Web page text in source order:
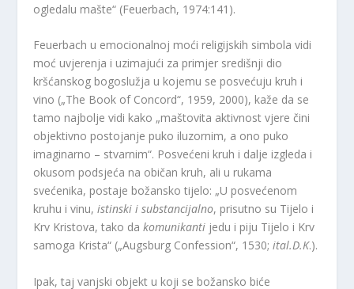
ogledalu mašte“ (Feuerbach, 1974:141).
Feuerbach u emocionalnoj moći religijskih simbola vidi
moć uvjerenja i uzimajući za primjer središnji dio
kršćanskog bogoslužja u kojemu se posvećuju kruh i
vino („The Book of Concord“, 1959, 2000), kaže da se
tamo najbolje vidi kako „maštovita aktivnost vjere čini
objektivno postojanje puko iluzornim, a ono puko
imaginarno – stvarnim“. Posvećeni kruh i dalje izgleda i
okusom podsjeća na običan kruh, ali u rukama
svećenika, postaje božansko tijelo: „U posvećenom
kruhu i vinu,istinski i substancijalno, prisutno su Tijelo i
Krv Kristova, tako dakomunikanti jedu i piju Tijelo i Krv
samoga Krista“ („Augsburg Confession“, 1530;ital.D.K.).
Ipak, taj vanjski objekt u koji se božansko biće